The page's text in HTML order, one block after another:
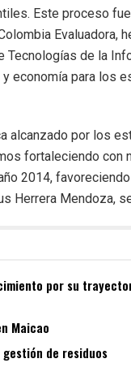
Este proceso
Evaluadora,
Tecnologías de la
economía para los
alcanzado por los
fortaleciendo con
2014,
Herrera Mendoza,
por su
Maicao
de residuos